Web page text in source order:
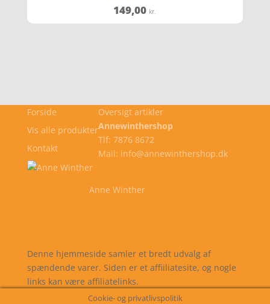
Vurderet
4.2
149,00 kr.
Forside
Vis alle produkter
Kontakt
Oversigt artikler
Annewinthershop
Tlf: 7876 8672
Mail: info@annewinthershop.dk
Anne Winther
Denne hjemmeside samler et bredt udvalg af
spændende varer. Siden er et affiiliatesite, og nogle
links kan være affiliatelinks.
Cookie- og privatlivspolitik